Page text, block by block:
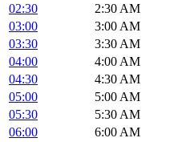
02:30
2:30 AM
03:00
3:00 AM
03:30
3:30 AM
04:00
4:00 AM
04:30
4:30 AM
05:00
5:00 AM
05:30
5:30 AM
06:00
6:00 AM